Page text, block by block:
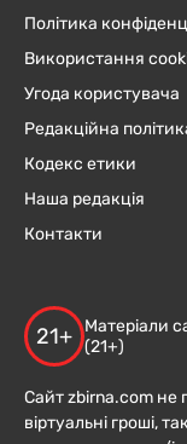
Політика
Використання
Угода користувача
Редакційна
Кодекс етики
Наша редакція
Контакти
21+
Матеріали
(21+)
Сайт zbirna.com не
віртуальні гроші,